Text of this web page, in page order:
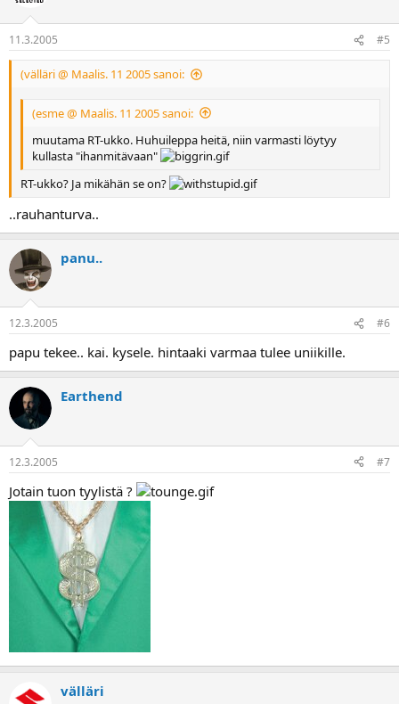
11.3.2005 #5
(välläri @ Maalis. 11 2005 sanoi:
(esme @ Maalis. 11 2005 sanoi:
muutama RT-ukko. Huhuileppa heitä, niin varmasti löytyy
kullasta "ihanmitävaan"
RT-ukko? Ja mikähän se on?
..rauhanturva..
panu..
12.3.2005 #6
papu tekee.. kai. kysele. hintaaki varmaa tulee uniikille.
Earthend
12.3.2005 #7
Jotain tuon tyylistä ?
välläri